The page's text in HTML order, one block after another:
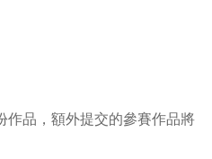
作品，額外提交的參賽作品將